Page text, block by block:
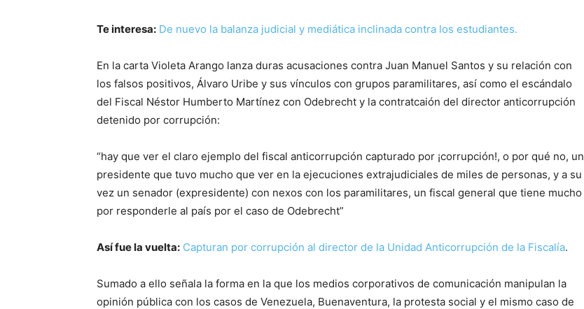
Te interesa: De nuevo la balanza judicial y mediática inclinada contra los estudiantes.
En la carta Violeta Arango lanza duras acusaciones contra Juan Manuel Santos y su relación con
los falsos positivos, Álvaro Uribe y sus vínculos con grupos paramilitares, así como el escándalo
del Fiscal Néstor Humberto Martínez con Odebrecht y la contratcaión del director anticorrupción
detenido por corrupción:
“hay que ver el claro ejemplo del fiscal anticorrupción capturado por ¡corrupción!, o por qué no, un
presidente que tuvo mucho que ver en la ejecuciones extrajudiciales de miles de personas, y a su
vez un senador (expresidente) con nexos con los paramilitares, un fiscal general que tiene mucho
por responderle al país por el caso de Odebrecht”
Así fue la vuelta: Capturan por corrupción al director de la Unidad Anticorrupción de la Fiscalía.
Sumado a ello señala la forma en la que los medios corporativos de comunicación manipulan la
opinión pública con los casos de Venezuela, Buenaventura, la protesta social y el mismo caso de